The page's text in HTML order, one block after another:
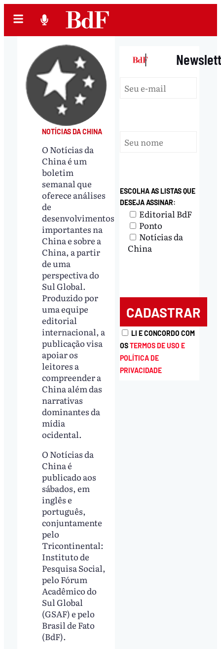
NOTÍCIAS DA CHINA
O Notícias da
China é um
boletim
semanal que
oferece análises
de
desenvolvimentos
importantes na
China e sobre a
China, a partir
de uma
perspectiva do
Sul Global.
Produzido por
uma equipe
editorial
internacional, a
publicação visa
apoiar os
leitores a
compreender a
China além das
narrativas
dominantes da
mídia
ocidental.
O Notícias da
China é
publicado aos
sábados, em
inglês e
português,
conjuntamente
pelo
Tricontinental:
Instituto de
Pesquisa Social,
pelo Fórum
Acadêmico do
Sul Global
(GSAF) e pelo
Brasil de Fato
(BdF).
|
ESCOLHA AS LISTAS QUE
DESEJA ASSINAR:
Editorial BdF
Ponto
Notícias da
China
LI E CONCORDO COM
OSTERMOS DE USO E
POLÍTICA DE
PRIVACIDADE